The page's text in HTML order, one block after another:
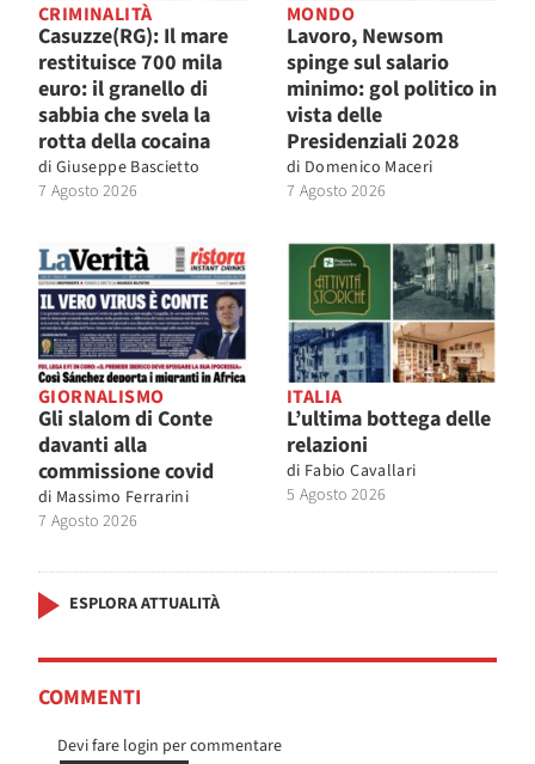
CRIMINALITÀ
Casuzze(RG): Il mare
restituisce 700 mila
euro: il granello di
sabbia che svela la
rotta della cocaina
di Giuseppe Bascietto
7 Agosto 2026
MONDO
Lavoro, Newsom
spinge sul salario
minimo: gol politico in
vista delle
Presidenziali 2028
di Domenico Maceri
7 Agosto 2026
GIORNALISMO
Gli slalom di Conte
davanti alla
commissione covid
di Massimo Ferrarini
7 Agosto 2026
ITALIA
L’ultima bottega delle
relazioni
di Fabio Cavallari
5 Agosto 2026
ESPLORA ATTUALITÀ
COMMENTI
Devi fare login per commentare